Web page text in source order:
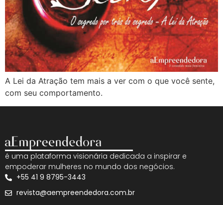
A Lei da Atração tem mais a ver com o que você sente,
com seu comportamento.
é uma plataforma visionária dedicada a inspirar e
empoderar mulheres no mundo dos negócios.
+55 41 9 8795-3443
revista@aempreendedora.com.br